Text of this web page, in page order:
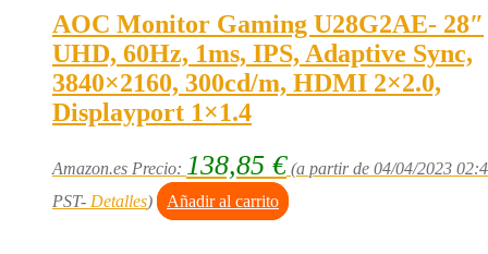
AOC Monitor Gaming U28G2AE- 28″
UHD, 60Hz, 1ms, IPS, Adaptive Sync,
3840×2160, 300cd/m, HDMI 2×2.0,
Displayport 1×1.4
Amazon.es Precio: 138,85 € (a partir de 04/04/2023
PST- Detalles) Añadir al carrito